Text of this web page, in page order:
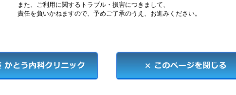
また、ご利用に関するトラブル・損害につきまして、
責任を負いかねますので、予めご了承のうえ、お進みください。